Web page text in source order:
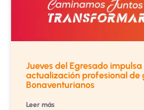
Jueves del Egresado impulsa
actualización profesional de
Bonaventurianos
Leer más